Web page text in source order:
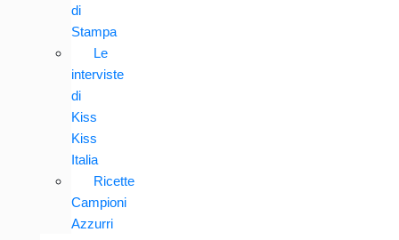
di
Stampa
Le
interviste
di
Kiss
Kiss
Italia
Ricette
Campioni
Azzurri